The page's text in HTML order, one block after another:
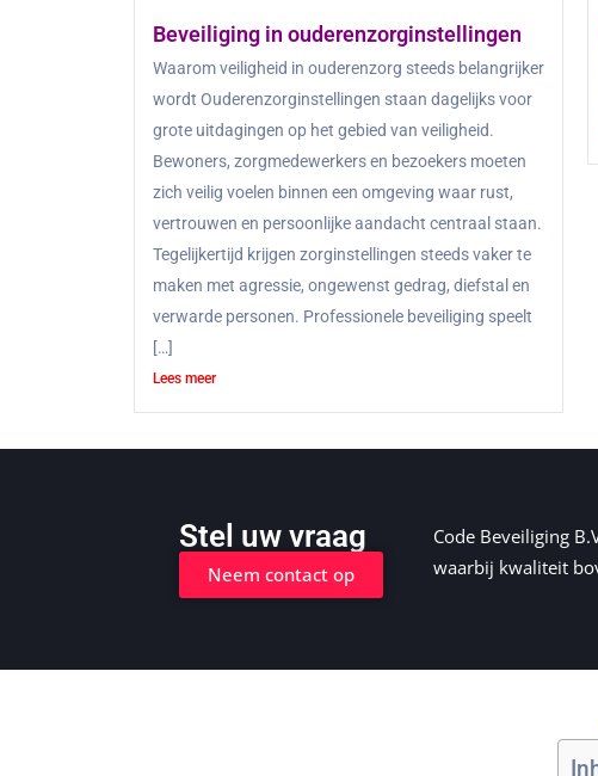
Beveiliging in ouderenzorginstellingen
Waarom veiligheid in ouderenzorg steeds belangrijker
wordt Ouderenzorginstellingen staan dagelijks voor
grote uitdagingen op het gebied van veiligheid.
Bewoners, zorgmedewerkers en bezoekers moeten
zich veilig voelen binnen een omgeving waar rust,
vertrouwen en persoonlijke aandacht centraal staan.
Tegelijkertijd krijgen zorginstellingen steeds vaker te
maken met agressie, ongewenst gedrag, diefstal en
verwarde personen. Professionele beveiliging speelt
[…]
Lees meer
Stel uw vraag
Neem contact op
Code Beveiliging
waarbij kwaliteit